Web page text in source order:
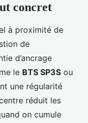
concret
à proximité de
de
d’ancrage
le BTS SP3S ou
une régularité
réduit les
on cumule